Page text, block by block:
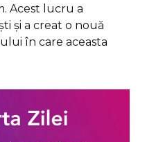
Acest lucru a
și a creat o nouă
în care aceasta